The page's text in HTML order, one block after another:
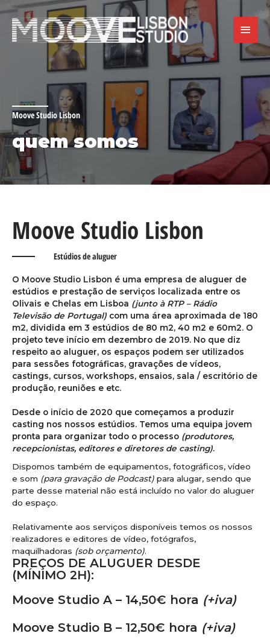
Skip
content
MAIN
MENU
Moove Studio Lisbon
quem somos
Moove Studio Lisbon
Estúdios de aluguer
O Moove Studio Lisbon é uma empresa de aluguer de
estúdios e prestação de serviços localizada entre os
Olivais e Chelas em Lisboa (junto à RTP – Rádio
Televisão de Portugal) com uma área aproximada de 180
m2, dividida em 3 estúdios de 80 m2, 40 m2 e 60m2. O
projeto teve início em dezembro de 2019. No que diz
respeito ao aluguer, os espaços podem ser utilizados
para sessões fotográficas, gravações de vídeos,
castings, cursos, workshops, ensaios, sala / escritório de
produção, reuniões e etc.
Desde o início de 2020 que começamos a produzir
casting nos nossos estúdios. Temos uma equipa jovem
pronta para organizar todo o processo (produtores,
recepcionistas, editores e diretoresde casting).
Dispomos também de equipamentos, fotográficos, vídeo
e som (para gravação de Podcast) para alugar, sendo que
parte desse material não está incluído no valor do aluguer
do espaço.
Relativamente aos serviços disponíveis temos os nossos
realizadores e editores de vídeo, fotógrafos,
maquilhadoras (sob orçamento).
PREÇOS DE ALUGUER DESDE
(MÍNIMO 2H):
Moove Studio A – 14,50€ hora (+iva)
Moove Studio B – 12,50€ hora (+iva)